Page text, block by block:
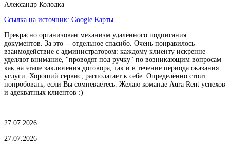
Александр Колодка
Ссылка на источник: Google Карты
Прекрасно организован механизм удалённого подписания
документов. За это -- отдельное спасибо. Очень понравилось
взаимодействие с администратором: каждому клиенту искренне
уделяют внимание, "проводят под ручку" по возникающим вопросам
как на этапе заключения договора, так и в течение периода оказания
услуги. Хороший сервис, располагает к себе. Определённо стоит
попробовать, если Вы сомневаетесь. Желаю команде Aura Rent успехов
и адекватных клиентов :)
27.07.2026
27.07.2026